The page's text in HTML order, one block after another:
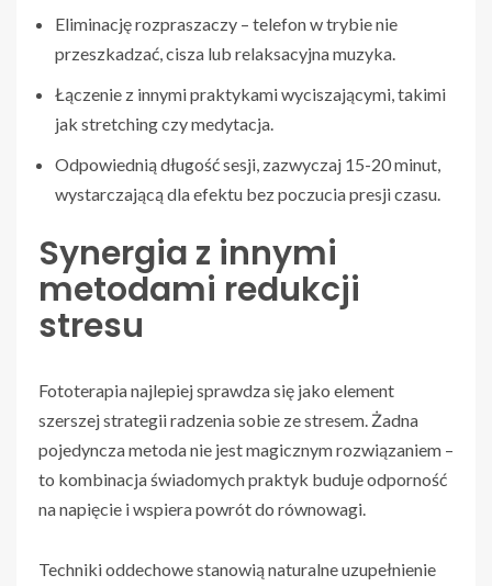
Eliminację rozpraszaczy – telefon w trybie nie
przeszkadzać, cisza lub relaksacyjna muzyka.
Łączenie z innymi praktykami wyciszającymi, takimi
jak stretching czy medytacja.
Odpowiednią długość sesji, zazwyczaj 15-20 minut,
wystarczającą dla efektu bez poczucia presji czasu.
Synergia z innymi
metodami redukcji
stresu
Fototerapia najlepiej sprawdza się jako element
szerszej strategii radzenia sobie ze stresem. Żadna
pojedyncza metoda nie jest magicznym rozwiązaniem –
to kombinacja świadomych praktyk buduje odporność
na napięcie i wspiera powrót do równowagi.
Techniki oddechowe stanowią naturalne uzupełnienie